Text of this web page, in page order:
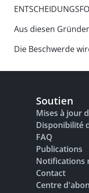
Aus diesen
Die Beschwerde
Soutien
Mises à jour
Disponibilité
FAQ
Publications
Notifications
Contact
Centre